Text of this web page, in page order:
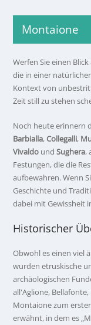
Montaione
Werfen Sie einen
die in einer
Kontext von
Zeit still zu stehen
Noch heute erinnern
Barbialla,Collegalli,
Vivaldo und Sughera,
Festungen, die die
aufbewahren. Wenn
Geschichte und
dabei mit Gewissheit
Historischer
Obwohl es einen viel
wurden etruskische
archäologischen
all'Aglione,
Montaione zum
erwähnt, in dem es